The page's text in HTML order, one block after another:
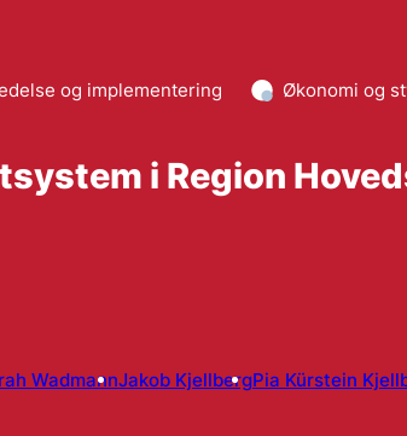
og implementering Økonomi og
i Region
WadmannJakob KjellbergPia Kürstein